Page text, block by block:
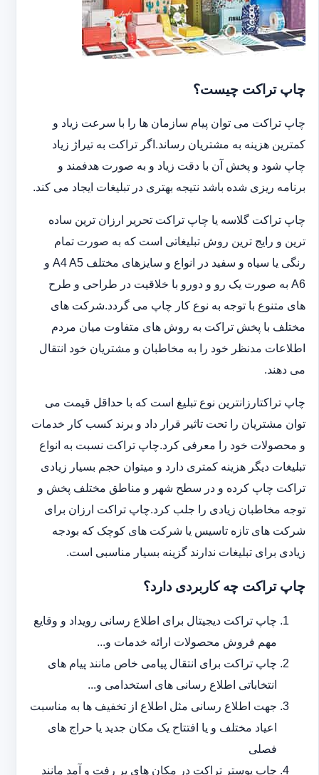
چاپ تراکت چیست؟
چاپ تراکت می توان پیام سازمان ها را با سرعت زیاد و
کمترین هزینه به مشتریان رساند.اگر تراکت به تیراژ زیاد
چاپ شود و پخش آن با دقت زیاد و به صورت هدفمند و
برنامه ریزی شده باشد نتیجه بهتری در تبلیغات ایجاد می کند.
چاپ تراکت گلاسه یا چاپ تراکت تحریر ارزان ترین ساده
ترین و رایج ترین روش تبلیغاتی است که به صورت تمام
رنگی یا سیاه و سفید در انواع و سایزهای مختلف A4 A5 و
A6 به صورت یک رو و دورو با خلاقیت در طراحی و طرح
های متنوع با توجه به نوع کار چاپ می گردد.شرکت های
مختلف با پخش تراکت به روش های متفاوت میان مردم
اطلاعات مدنظر خود را به مخاطبان و مشتریان خود انتقال
می دهند.
چاپ تراکت‏ارزانترین نوع تبلیغ است که با حداقل قیمت می
توان مشتریان را تحت تاثیر قرار داد و برند کسب کار خدمات
و محصولات خود را معرفی کرد.چاپ تراکت نسبت به انواع
تبلیغات دیگر هزینه کمتری دارد و می‎توان حجم بسیار زیادی
تراکت چاپ کرده و در سطح شهر و مناطق مختلف پخش و
توجه مخاطبان زیادی را جلب کرد.چاپ تراکت ارزان برای
شرکت های تازه تاسیس یا شرکت های کوچک که بودجه
زیادی برای تبلیغات ندارند گزینه بسیار مناسبی است.
چاپ تراکت چه کاربردی دارد؟
چاپ تراکت دیجیتال برای اطلاع رسانی رویداد و وقایع
مهم فروش محصولات ارائه خدمات و...
چاپ تراکت برای انتقال پیامی خاص مانند پیام های
انتخاباتی اطلاع رسانی های استخدامی و...
جهت اطلاع رسانی مثل اطلاع از تخفیف ها به مناسبت
اعیاد مختلف و یا افتتاح یک مکان جدید یا حراج های
فصلی
چاپ پوستر تراکت در مکان های پر رفت و آمد مانند